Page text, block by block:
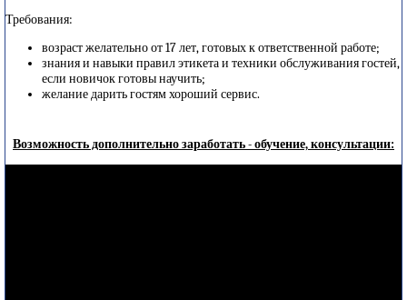
Требования:
возраст желательно от 17 лет, готовых к ответственной работе;
знания и навыки правил этикета и техники обслуживания гостей,
если новичок готовы научить;
желание дарить гостям хороший сервис.
Возможность дополнительно заработать - обучение, консультации: